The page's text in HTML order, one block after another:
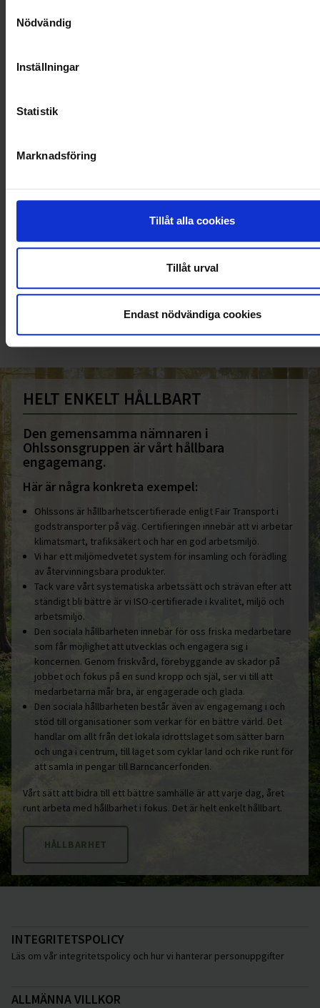
Nödvändig
Inställningar
Statistik
Marknadsföring
Tillåt alla cookies
Tillåt urval
Endast nödvändiga cookies
VELLINGE
010-45 00 200​
HELT ENKELT HÅLLBART
Den gemensamma nämnaren i
Ohlssonsgruppen är vårt hållbara
engagemang.
Här är några konkreta exempel:
Ohlssons är hållbarhetscertifierade enligt Fair Transport i
godstransporter på väg. Certifieringen innebär att vi arbetar
klimatsmart, trafiksäkert och har en god arbetsmiljö.
Vi har ett miljömedvetet system för insamling och förädling
av återvinningsbara produkter.
Tack vare vårt systematiska arbetssätt och strävan efter att
ständigt bli bättre är vi ISO-certifierade i kvalitet, miljö och
arbetsmiljö.
Den sociala hållbarheten innebär för oss friska medarbetare
som får möjlighet att utvecklas och engagera sig i
koncernen. Genom friskvård, förebyggande av skador på
jobbet och fokus på en sund kropp och själ, ser vi till att
medarbetarna mår bra, är engagerade och glada.
Den sociala hållbarheten består även av engagemang i och
stöd till organisationer som verkar för en bättre värld. Det
handlar om allt från det lokala idrottslaget som sätter barn
och unga i centrum, till laget som cyklar land och rike runt för
att samla in pengar till Barncancerfonden.
Vårt sätt att bidra till ett bättre samhälle är att varje dag, året
runt arbeta med hållbarhet i fokus. Det är helt enkelt hållbart.
HÅLLBARHET
INTEGRITETSPOLICY
Läs om vår integritetspolicy och hur vi hanterar personuppgifter
ALLMÄNNA VILLKOR